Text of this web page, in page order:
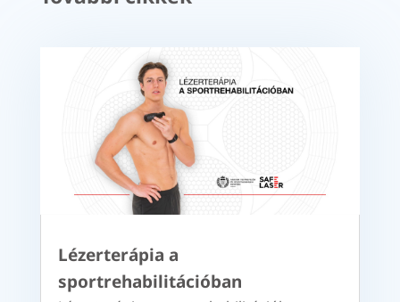
Lézerterápia a
sportrehabilitációban